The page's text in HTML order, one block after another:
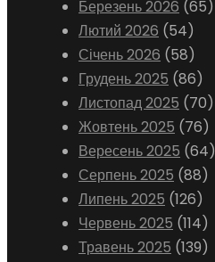
Березень 2026 (65)
Лютий 2026 (54)
Січень 2026 (58)
Грудень 2025 (86)
Листопад 2025 (70)
Жовтень 2025 (76)
Вересень 2025 (64)
Серпень 2025 (88)
Липень 2025 (126)
Червень 2025 (114)
Травень 2025 (139)